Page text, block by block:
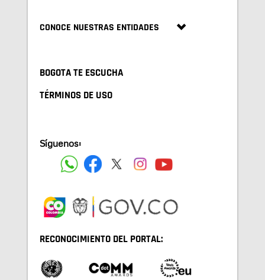
CONOCE NUESTRAS ENTIDADES
BOGOTA TE ESCUCHA
TÉRMINOS DE USO
Síguenos:
RECONOCIMIENTO DEL PORTAL: